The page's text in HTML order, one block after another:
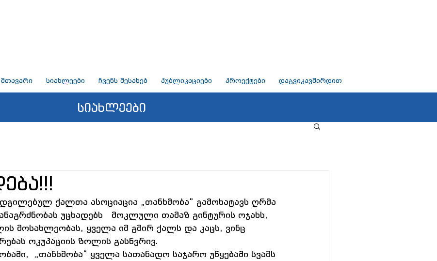
მთავარი სიახლეები ჩვენს შესახებ პუბლიკაციები პროექტები დაგვიკავშირდით
სიახლეები
ქალთა ასოციაცია „თანხმობა“ გამოხატავს ღრმა
უცხადებს   მოკლული თამაზ გინტურის ოჯახს,
მოსახლეობას, ყველა იმ გმირ ქალს და კაცს, ვინც
ოკუპაციის ზოლის გასწვრივ.
„თანხმობა“ ყველა სათანადო საჯარო უწყებაში სვამს